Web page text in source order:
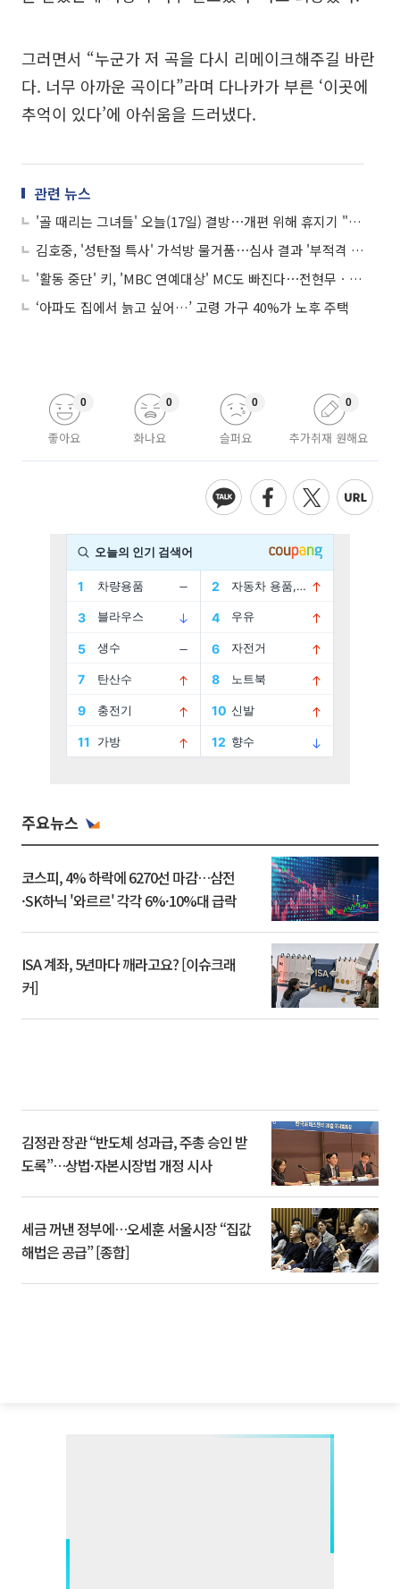
그러면서 “누군가 저 곡을 다시 리메이크해주길 바란
다. 너무 아까운 곡이다”라며 다나카가 부른 ‘이곳에
추억이 있다’에 아쉬움을 드러냈다.
관련 뉴스
'골 때리는 그녀들' 오늘(17일) 결방⋯개편 위해 휴지기 "1월 14일 커밍순"
김호중, '성탄절 특사' 가석방 물거품⋯심사 결과 '부적격 판단'
'활동 중단' 키, 'MBC 연예대상' MC도 빠진다⋯전현무ㆍ장도연 진행
‘아파도 집에서 늙고 싶어…’ 고령 가구 40%가 노후 주택
좋아요
0
화나요
0
슬퍼요
0
추가취재 원해요
0
주요뉴스
코스피, 4% 하락에 6270선 마감…삼전
·SK하닉 '와르르' 각각 6%·10%대 급락
ISA 계좌, 5년마다 깨라고요? [이슈크래
커]
김정관 장관 “반도체 성과급, 주총 승인 받
도록”…상법·자본시장법 개정 시사
세금 꺼낸 정부에…오세훈 서울시장 “집값
해법은 공급” [종합]